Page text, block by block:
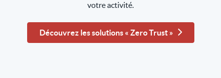
votre activité.
Découvrez les solutions « Zero Trust »